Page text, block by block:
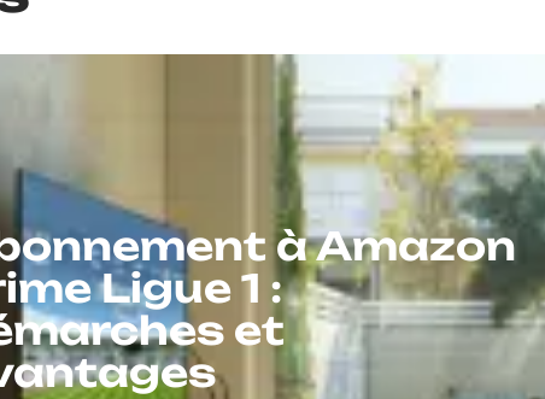
à Amazon
Ligue 1 :
et